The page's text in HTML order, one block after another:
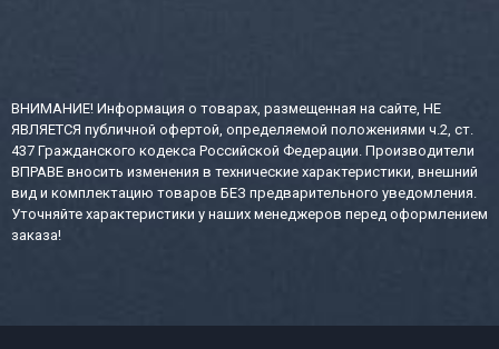
ВНИМАНИЕ! Информация о товарах, размещенная на сайте, НЕ
ЯВЛЯЕТСЯ публичной офертой, определяемой положениями ч.2, ст.
437 Гражданского кодекса Российской Федерации. Производители
ВПРАВЕ вносить изменения в технические характеристики, внешний
вид и комплектацию товаров БЕЗ предварительного уведомления.
Уточняйте характеристики у наших менеджеров перед оформлением
заказа!